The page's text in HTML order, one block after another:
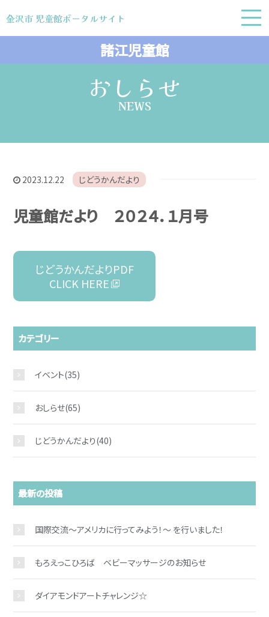
金沢市 児童館ポータルサイト
金沢市 児童館ポータルサイト
お問い合わせ
おしらせ
NEWS
2023.12.22 じどうかんだより
児童館だより ２０２４．１月号
じどうかんだよりPDF
CLICK HERE
カテゴリー
イベント(35)
おしらせ(65)
じどうかんだより(40)
最新の投稿
国際交流～アメリカに行ってみよう！～ を行いました！
もろえっこひろば ベビーマッサージのお知らせ
ダイアモンドアートチャレンジ☆
諸江児童館